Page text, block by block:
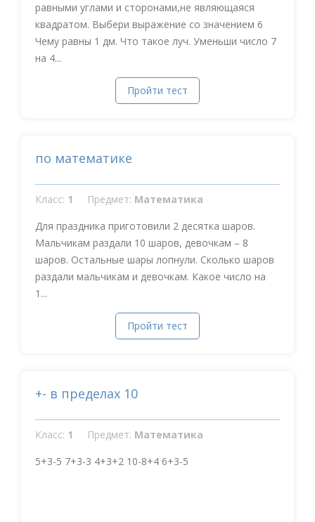
равными углами и сторонами,не являющаяся
квадратом. Выбери выражение со значением 6
Чему равны 1 дм. Что такое луч. Уменьши число 7
на 4...
Пройти тест
по математике
Класс: 1 Предмет: Математика
Для праздника приготовили 2 десятка шаров.
Мальчикам раздали 10 шаров, девочкам – 8
шаров. Остальные шары лопнули. Сколько шаров
раздали мальчикам и девочкам. Какое число на
1...
Пройти тест
+- в пределах 10
Класс: 1 Предмет: Математика
5+3-5 7+3-3 4+3+2 10-8+4 6+3-5